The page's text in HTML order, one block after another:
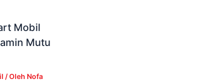
Mobil
Mutu
/ Oleh Nofa